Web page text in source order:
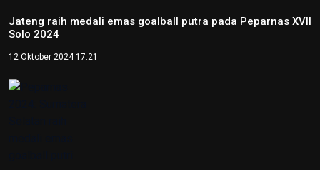
Jateng raih medali emas goalball putra pada Peparnas XVII
Solo 2024
12 Oktober 2024 17:21